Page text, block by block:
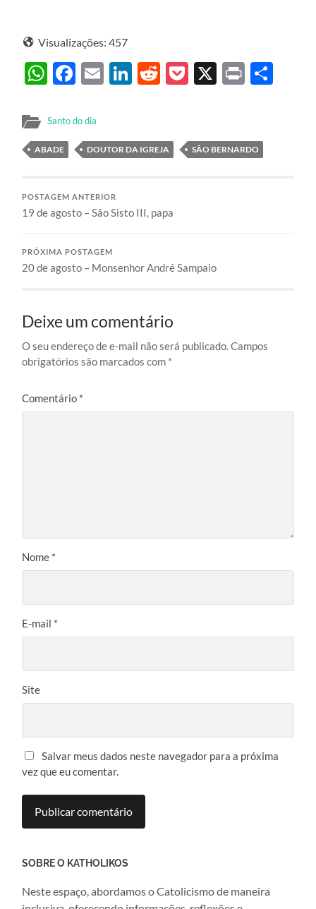
Visualizações: 457
WhatsApp
Facebook
EmailLinkedIn
Reddit
Pocket
X Print
Santo do dia
ABADE DOUTOR DA IGREJA SÃO BERNARDO
POSTAGEM ANTERIOR
19 de agosto – São Sisto III, papa
PRÓXIMA POSTAGEM
20 de agosto – Monsenhor André Sampaio
Deixe um comentário
O seu endereço de e-mail não será publicado.Campos
obrigatórios são marcados com *
Comentário *
Nome *
E-mail *
Site
Salvar meus dados neste navegador para a próxima
vez que eu comentar.
SOBRE O KATHOLIKOS
Neste espaço, abordamos o Catolicismo de maneira